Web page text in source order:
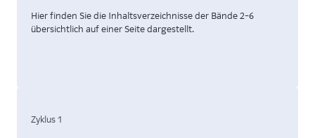
Hier finden Sie die Inhaltsverzeichnisse der Bände 2–6
übersichtlich auf einer Seite dargestellt.
Zyklus 1